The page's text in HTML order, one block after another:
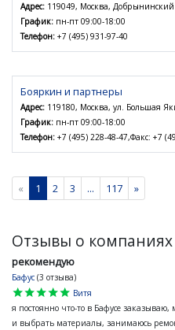
Адрес: 119049, Москва,
График: пн-пт 09:00-18:00
Телефон: +7 (495) 931-97-40
Бояркин и партнеры
Адрес: 119180, Москва, ул. Большая
График: пн-пт 09:00-18:00
Телефон: +7 (495) 228-48-47,Факс: +7
« 1 2 3 ... 117 »
Отзывы о
рекомендую
Бафус (3 отзыва)
star
star
star
star
star
Витя
я постоянно что-то в Бафусе заказываю,
и выбрать материалы, занимаюсь